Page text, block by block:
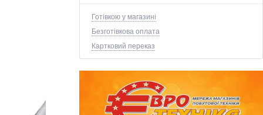
Готівкою у магазині
Безготівкова оплата
Картковий переказ